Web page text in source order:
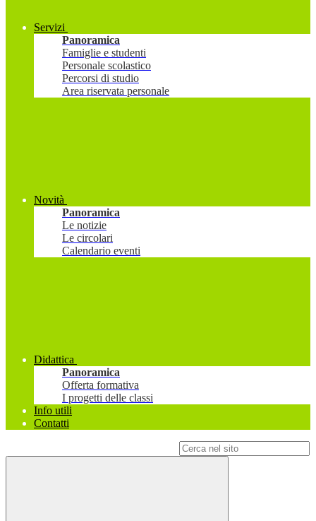
Servizi
Panoramica
Famiglie e studenti
Personale scolastico
Percorsi di studio
Area riservata personale
Novità
Panoramica
Le notizie
Le circolari
Calendario eventi
Didattica
Panoramica
Offerta formativa
I progetti delle classi
Info utili
Contatti